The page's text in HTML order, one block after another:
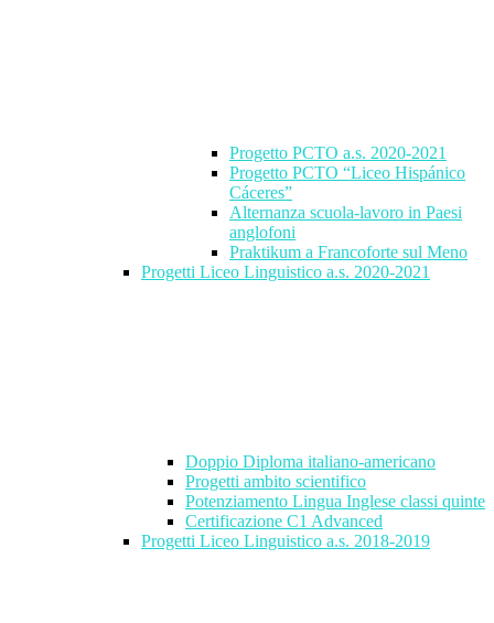
Progetto PCTO a.s. 2020-2021
Progetto PCTO “Liceo Hispánico
Cáceres”
Alternanza scuola-lavoro in Paesi
anglofoni
Praktikum a Francoforte sul Meno
Progetti Liceo Linguistico a.s. 2020-2021
Doppio Diploma italiano-americano
Progetti ambito scientifico
Potenziamento Lingua Inglese classi quinte
Certificazione C1 Advanced
Progetti Liceo Linguistico a.s. 2018-2019